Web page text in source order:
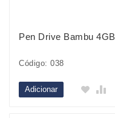
Pen Drive Bambu 4GB
Código: 038
Adicionar